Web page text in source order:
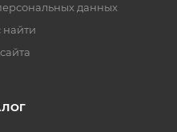
данных
найти